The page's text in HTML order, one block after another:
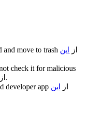
and move to trash از
این
check it for malicious
از استفاده کنید.
developer app از
این